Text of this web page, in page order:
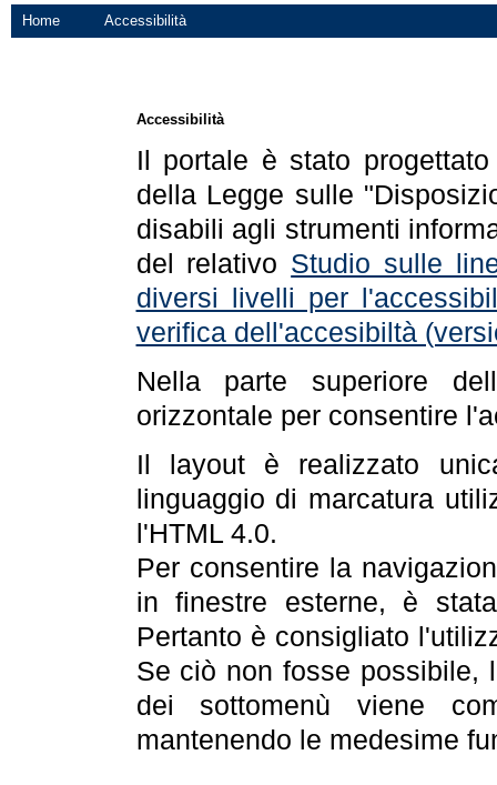
Home Accessibilità
Accessibilità
Il portale è stato
della Legge sulle
disabili agli strumenti
del relativo Studio sulle
diversi livelli per
verifica dell'accesibiltà
Nella parte superiore
orizzontale per consentire
Il layout è realizzato
linguaggio di marcatura
l'HTML 4.0.
Per consentire la
in finestre esterne, è
Pertanto è consigliato
Se ciò non fosse possibile,
dei sottomenù viene
mantenendo le medesime